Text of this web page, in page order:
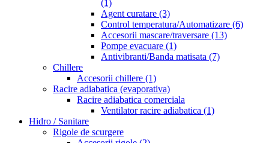
(1)
Agent curatare (3)
Control temperatura/Automatizare (6)
Accesorii mascare/traversare (13)
Pompe evacuare (1)
Antivibranti/Banda matisata (7)
Chillere
Accesorii chillere (1)
Racire adiabatica (evaporativa)
Racire adiabatica comerciala
Ventilator racire adiabatica (1)
Hidro / Sanitare
Rigole de scurgere